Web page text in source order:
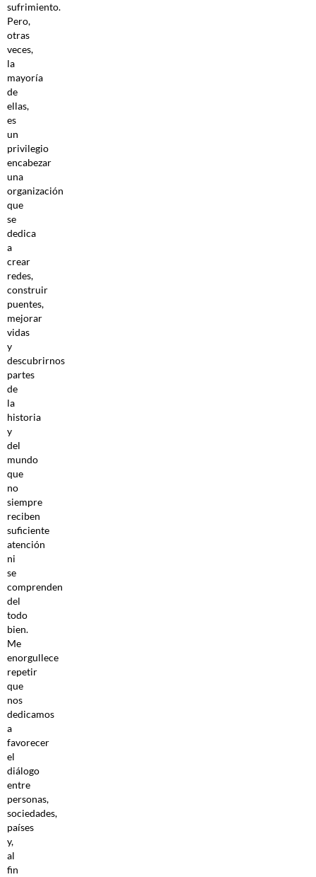
sufrimiento.
Pero,
otras
veces,
la
mayoría
de
ellas,
es
un
privilegio
encabezar
una
organización
que
se
dedica
a
crear
redes,
construir
puentes,
mejorar
vidas
y
descubrirnos
partes
de
la
historia
y
del
mundo
que
no
siempre
reciben
suficiente
atención
ni
se
comprenden
del
todo
bien.
Me
enorgullece
repetir
que
nos
dedicamos
a
favorecer
el
diálogo
entre
personas,
sociedades,
países
y,
al
fin